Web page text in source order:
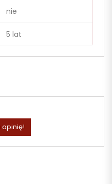
nie
5 lat
opinię!